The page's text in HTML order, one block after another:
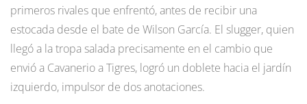
primeros rivales que enfrentó, antes de recibir una
estocada desde el bate de Wilson García. El slugger, quien
llegó a la tropa salada precisamente en el cambio que
envió a Cavanerio a Tigres, logró un doblete hacia el jardín
izquierdo, impulsor de dos anotaciones.